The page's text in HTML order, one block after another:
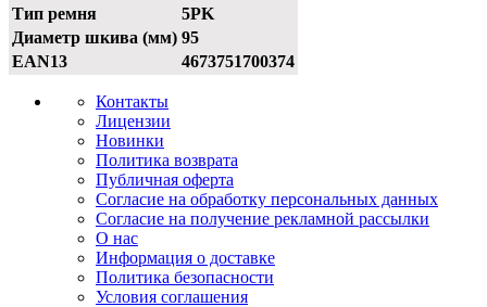
Тип ремня
5PK
Диаметр шкива (мм) 95
EAN13
4673751700374
Контакты
Лицензии
Новинки
Политика возврата
Публичная оферта
Согласие на обработку персональных данных
Согласие на получение рекламной рассылки
О нас
Информация о доставке
Политика безопасности
Условия соглашения